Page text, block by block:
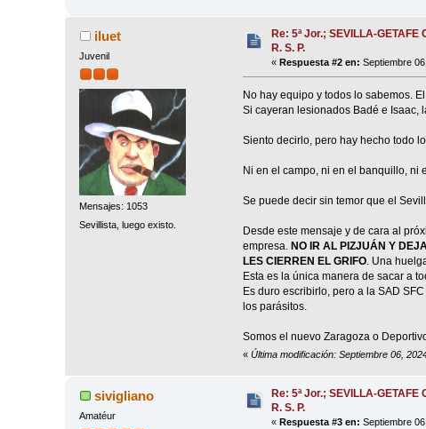
iluet
Juvenil
Mensajes: 1053
Sevillista, luego existo.
Re: 5ª Jor.; SEVILLA-GETAFE
R. S. P.
«Respuesta #2 en: Septiembre
No hay equipo y todos lo sabemos.
Si cayeran lesionados Badé e Isaac,
Siento decirlo, pero hay hecho todo
Ni en el campo, ni en el banquillo, ni
Se puede decir sin temor que el
Desde este mensaje y de cara al
empresa. NO IR AL PIZJUÁN Y
LES CIERREN EL GRIFO. Una
Esta es la única manera de sacar a
Es duro escribirlo, pero a la SAD
los parásitos.
Somos el nuevo Zaragoza o
« Última modificación: Septiembre 06,
sivigliano
Amatéur
Re: 5ª Jor.; SEVILLA-
R. S. P.
« Respuesta #3 en: Septiembre